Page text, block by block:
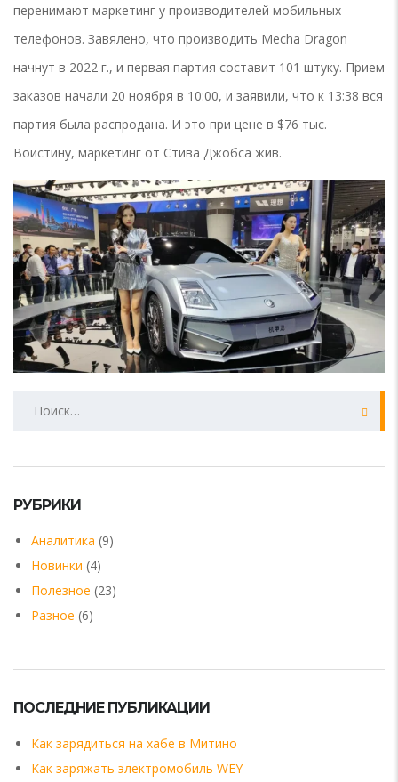
перенимают маркетинг у производителей мобильных
телефонов. Завялено, что производить Mecha Dragon
начнут в 2022 г., и первая партия составит 101 штуку. Прием
заказов начали 20 ноября в 10:00, и заявили, что к 13:38 вся
партия была распродана. И это при цене в $76 тыс.
Воистину, маркетинг от Стива Джобса жив.
РУБРИКИ
Аналитика (9)
Новинки (4)
Полезное (23)
Разное (6)
ПОСЛЕДНИЕ ПУБЛИКАЦИИ
Как зарядиться на хабе в Митино
Как заряжать электромобиль WEY